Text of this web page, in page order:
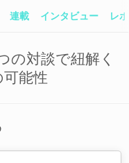
連載 インタビュー レ
の対談で紐解く
能性